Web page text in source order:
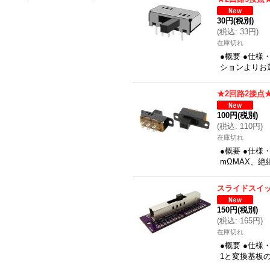
30円(税別)
(税込: 33円)
在庫切れ
●概要 ●仕様
ションよりお
★2回路2接点
100円(税別)
(税込: 110円)
在庫切れ
●概要 ●仕様
mΩMAX、絶
スライドスイ
150円(税別)
(税込: 165円)
在庫切れ
●概要 ●仕様
1と変換基板